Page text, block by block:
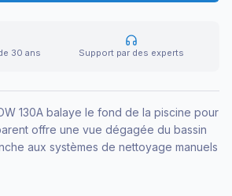
30 ans Support par des experts
130A balaye le fond de la piscine pour
offre une vue dégagée du bassin
aux systèmes de nettoyage manuels